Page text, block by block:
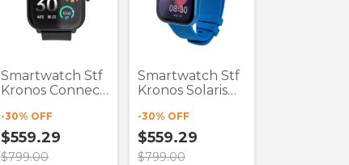
Smartwatch Stf
Kronos Connect
1.85" GPS
-30% OFF
$559.29
$799.00
Smartwatch Stf
Kronos Solaris
-30% OFF
$559.29
$799.00